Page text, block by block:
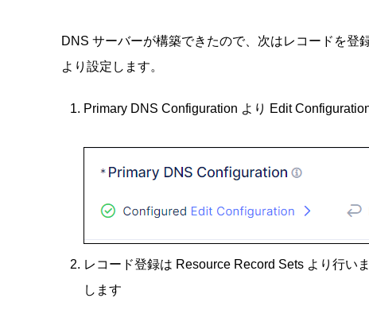
DNS サーバーが構築できたので、次はレコードを登
より設定します。
Primary DNS Configuration より Edit
レコード登録は Resource Record Sets より行いま
します